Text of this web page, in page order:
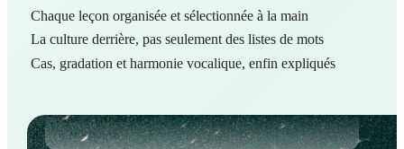
Chaque leçon organisée et sélectionnée à la main
La culture derrière, pas seulement des listes de mots
Cas, gradation et harmonie vocalique, enfin expliqués
talo house
in the house